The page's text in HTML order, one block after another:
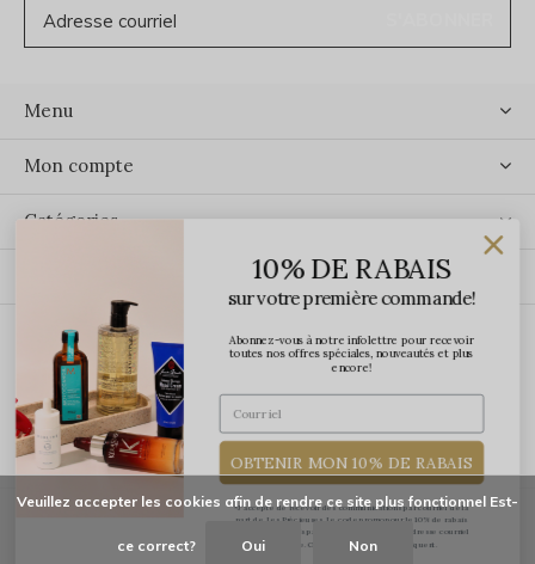
Menu
Mon compte
Catégories
ÉCRIVEZ-NOUS
Veuillez accepter les cookies afin de rendre ce site plus fonctionnel Est-
ce correct? Oui Non
10% DE RABAIS
sur votre première commande!
Abonnez-vous à notre infolettre pour recevoir
toutes nos offres spéciales, nouveautés et plus
encore!
OBTENIR MON 10% DE RABAIS
*J'accepte de recevoir des communications par courriel de la
part de Les Précieuses. Le code promo pour le 10% de rabais
vous sera transmis par courriel une fois votre adresse courriel
confirmée. Certaines exclusions s'appliquent.